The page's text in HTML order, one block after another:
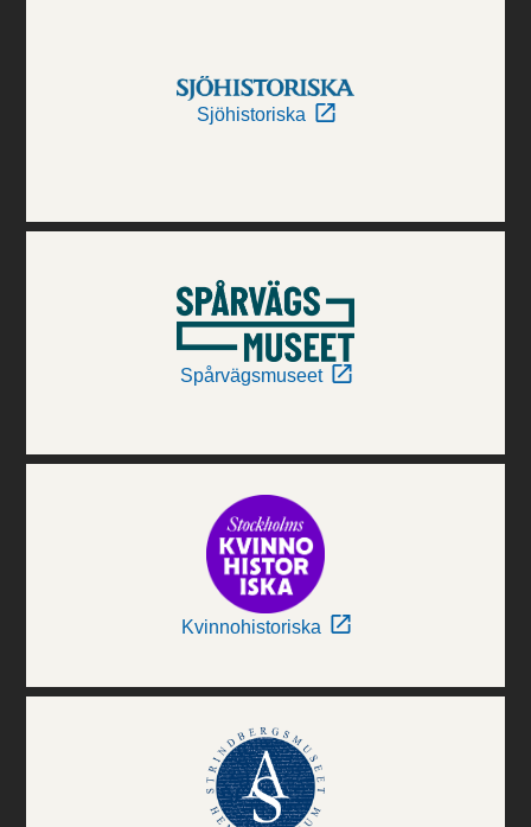
Sjöhistoriska
Spårvägsmuseet
Kvinnohistoriska